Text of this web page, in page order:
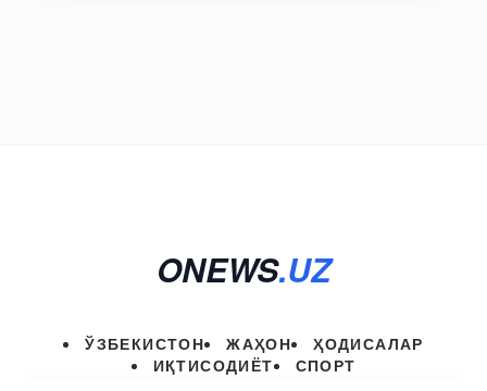
ONEWS.UZ
ЎЗБЕКИСТОН ЖАҲОН
ҲОДИСАЛАР
ИҚТИСОДИЁТ
СПОРТ